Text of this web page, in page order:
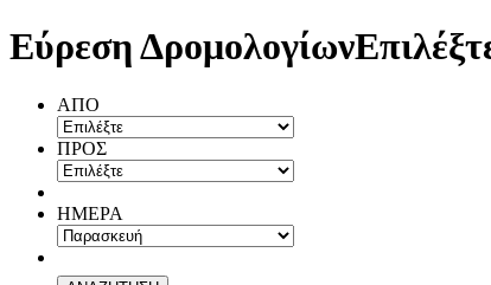
Εύρεση Δρομολογίων
ΑΠΟ
ΠΡΟΣ
ΗΜΕΡΑ